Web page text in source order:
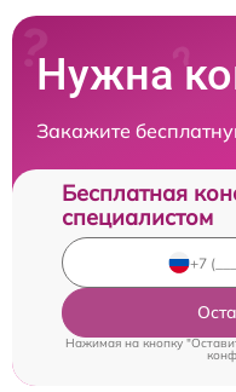
Нужна
Закажите
Бесплатная
специалистом
Нажимая на кнопку